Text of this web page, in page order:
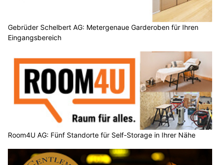
Gebrüder Schelbert AG: Metergenaue Garderoben für Ihren
Eingangsbereich
Room4U AG: Fünf Standorte für Self-Storage in Ihrer Nähe